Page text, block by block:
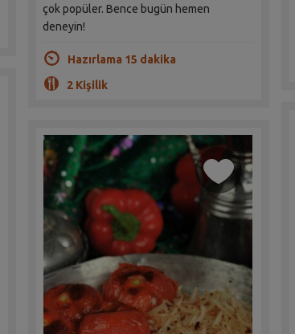
çok popüler. Bence bugün hemen
deneyin!
Hazırlama 15 dakika
2 Kişilik